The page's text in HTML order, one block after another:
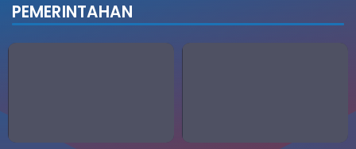
PEMERINTAHAN